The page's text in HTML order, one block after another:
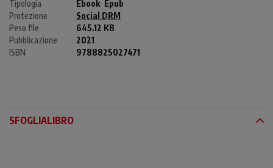
Tipologia
Ebook Epub
Protezione
Social DRM
Peso file
645.12 KB
Pubblicazione
2021
ISBN
9788825027471
SFOGLIALIBRO